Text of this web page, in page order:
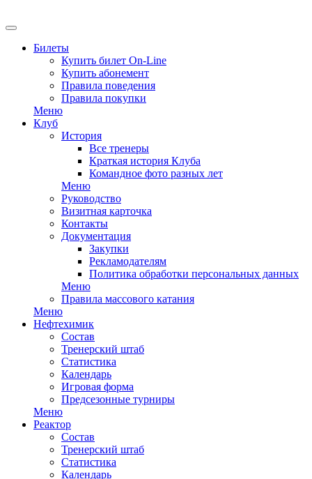
Билеты
Купить билет On-Line
Купить абонемент
Правила поведения
Правила покупки
Меню
Клуб
История
Все тренеры
Краткая история Клуба
Командное фото разных лет
Меню
Руководство
Визитная карточка
Контакты
Документация
Закупки
Рекламодателям
Политика обработки персональных данных
Меню
Правила массового катания
Меню
Нефтехимик
Состав
Тренерский штаб
Статистика
Календарь
Игровая форма
Предсезонные турниры
Меню
Реактор
Состав
Тренерский штаб
Статистика
Календарь